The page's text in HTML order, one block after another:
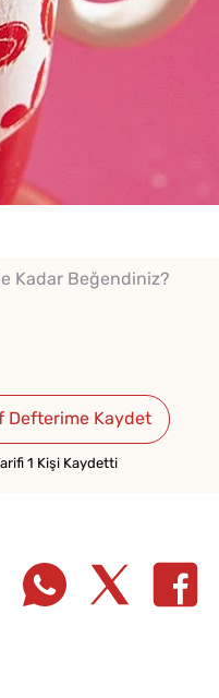
Kadar Beğendiniz?
Defterime Kaydet
1 Kişi Kaydetti
Sosu